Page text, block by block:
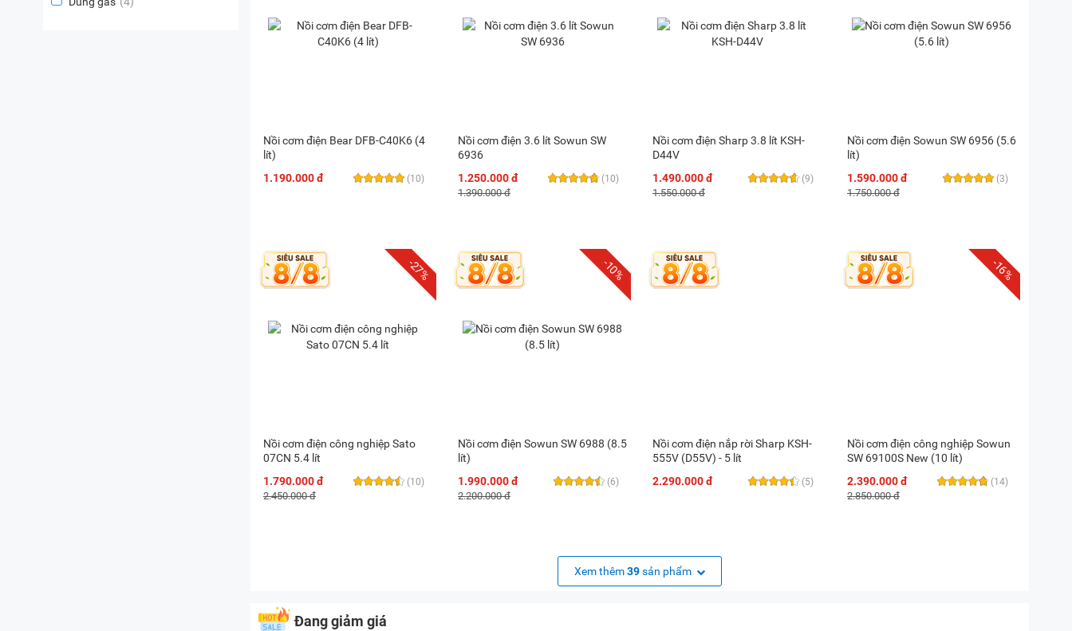
Nồi cơm điện Bear DFB-C40K6 (4
lít)
(10)
1.190.000 đ
Nồi cơm điện 3.6 lít Sowun SW
6936
(10)
1.250.000 đ
1.390.000 đ
Nồi cơm điện Sharp 3.8 lít KSH-
D44V
(9)
1.490.000 đ
1.550.000 đ
Nồi cơm điện Sowun SW 6956 (5.6
lít)
(3)
1.590.000 đ
1.750.000 đ
-27%
Nồi cơm điện công nghiệp Sato
07CN 5.4 lít
(10)
1.790.000 đ
2.450.000 đ
-10%
Nồi cơm điện Sowun SW 6988 (8.5
lít)
(6)
1.990.000 đ
2.200.000 đ
Nồi cơm điện nắp rời Sharp KSH-
555V (D55V) - 5 lít
(5)
2.290.000 đ
-16%
Nồi cơm điện công nghiệp Sowun
SW 69100S New (10 lít)
(14)
2.390.000 đ
2.850.000 đ
Xem thêm39sản phẩm
Đang giảm giá